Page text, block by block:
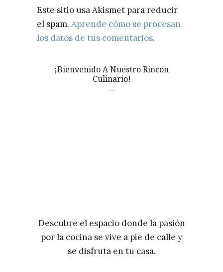
Este sitio usa Akismet para reducir
el spam. Aprende cómo se procesan
los datos de tus comentarios.
¡Bienvenido A Nuestro Rincón
Culinario!
Descubre el espacio donde la pasión
por la cocina se vive a pie de calle y
se disfruta en tu casa.